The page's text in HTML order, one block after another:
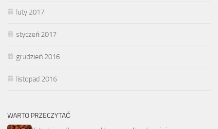
luty 2017
styczeń 2017
grudzień 2016
listopad 2016
WARTO PRZECZYTAĆ